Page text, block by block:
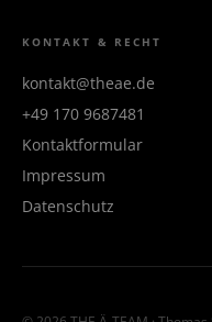
KONTAKT & RECHT
kontakt@theae.de
+49 170 9687481
Kontaktformular
Impressum
Datenschutz